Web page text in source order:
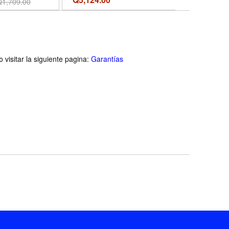
RCA, 3.5mm Aux Inputs -
visitar la siguiente pagina: Garantías